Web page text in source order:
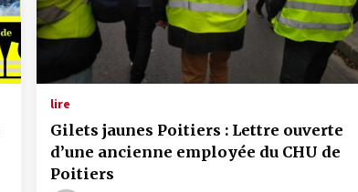
lire
Gilets jaunes Poitiers : Lettre ouverte
d’une ancienne employée du CHU de
Poitiers